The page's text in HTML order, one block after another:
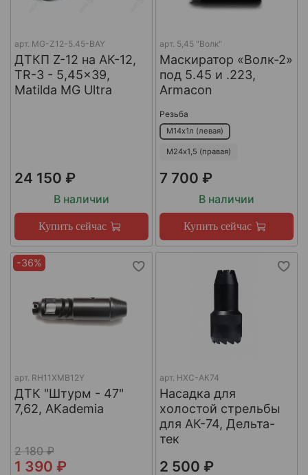
арт. MG-Z12-5.45-BAY
ДТКП Z-12 на АК-12,
TR-3 - 5,45x39,
Matilda MG Ultra
24 150 ₽
В наличии
Купить сейчас
арт. 5,45 "Волк"
Маскиратор «Волк-2»
под 5.45 и .223,
Armacon
Резьба
М14х1л (левая)
М24х1,5 (правая)
7 700 ₽
В наличии
Купить сейчас
-36%
арт. RH11XMB12Y
ДТК "Штурм - 47"
7,62, AKademia
2 180 ₽
1 390 ₽
арт. НХС-АК74
Насадка для
холостой стрельбы
для АК-74, Дельта-
тек
2 500 ₽